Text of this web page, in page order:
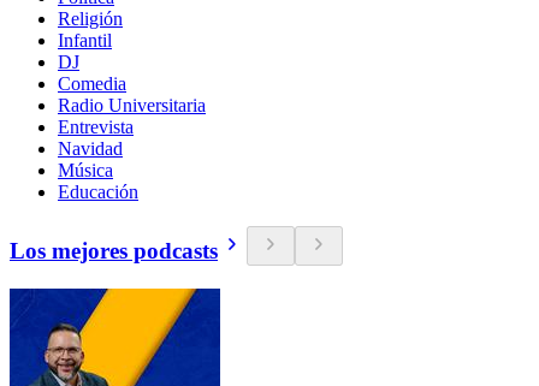
Religión
Infantil
DJ
Comedia
Radio Universitaria
Entrevista
Navidad
Música
Educación
Los mejores podcasts